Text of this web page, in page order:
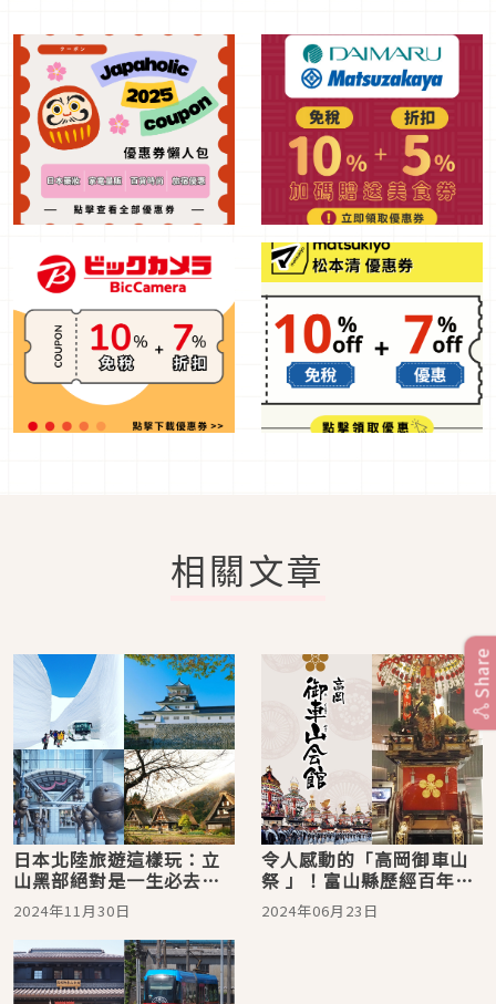
相關文章
日本北陸旅遊這樣玩：立
山黑部絕對是一生必去！
富山必去景點10選
2024年11月30日
令人感動的「高岡御車山
祭 」！富山縣歷經百年也
不間斷的傳統文化祭典
2024年06月23日
Share